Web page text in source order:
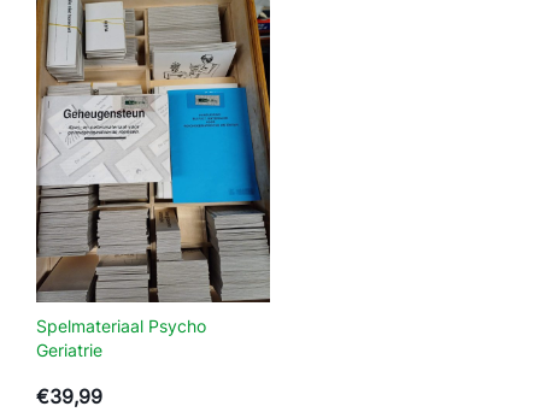
Spelmateriaal Psycho
Geriatrie
€39,99